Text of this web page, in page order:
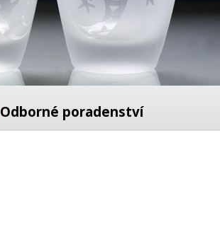
Odborné poradenství